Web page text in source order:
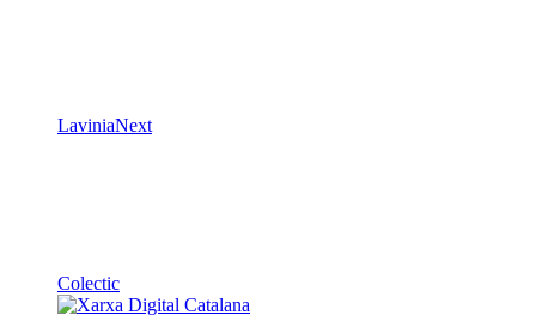
LaviniaNext
TOTHOMweb